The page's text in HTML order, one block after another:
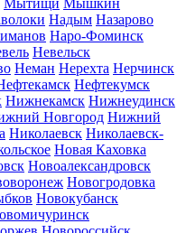
Мытищи Мышкин
Надым Назарово
Наро-Фоминск
Невельск
Неман Нерехта Нерчинск
Нефтекумск
Нижнекамск Нижнеудинск
Новгород Нижний
Николаевск Николаевск-
Новая Каховка
Новоалександровск
Новогродовка
Новокубанск